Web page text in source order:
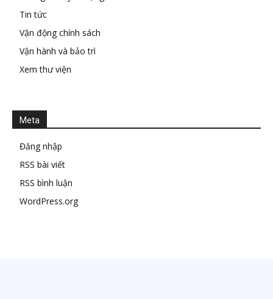
Tin tức
Vận động chính sách
Vận hành và bảo trì
Xem thư viện
Meta
Đăng nhập
RSS bài viết
RSS bình luận
WordPress.org